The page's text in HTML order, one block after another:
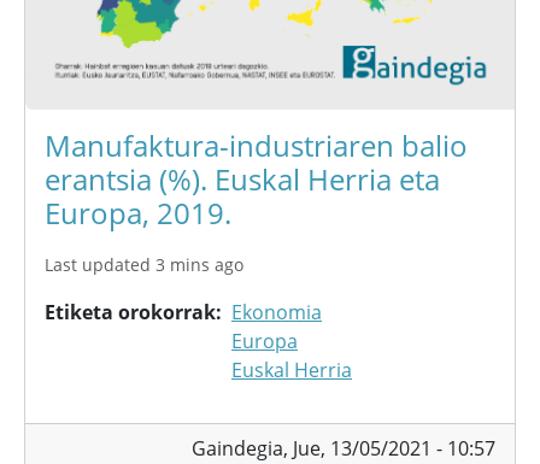
Manufaktura-industriaren balio
erantsia (%). Euskal Herria eta
Europa, 2019.
Last updated 3 mins ago
Etiketa orokorrak
Ekonomia
Europa
Euskal Herria
Gaindegia, Jue, 13/05/2021 - 10:57